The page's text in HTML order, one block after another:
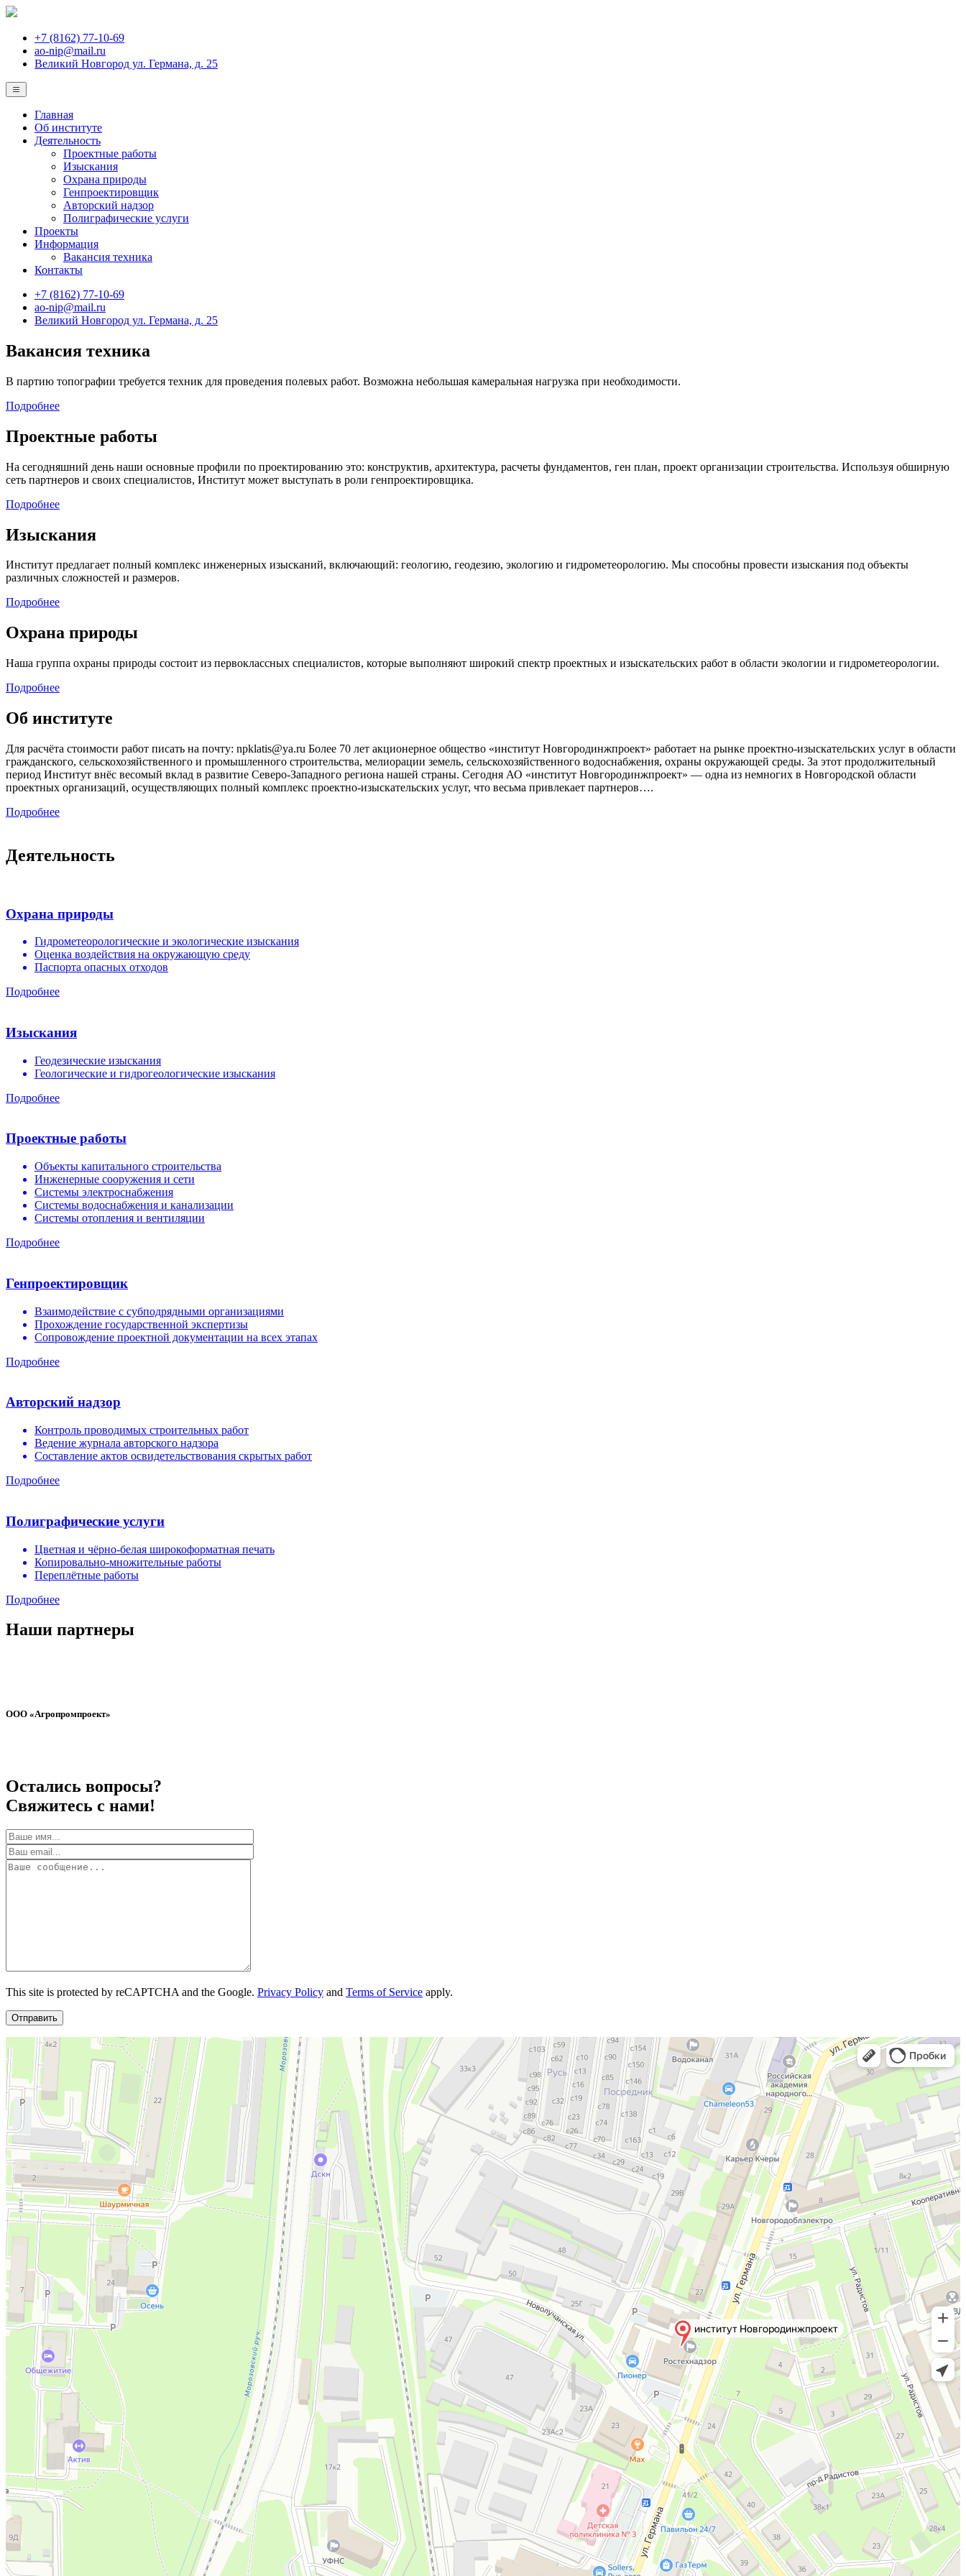
+7 (8162) 77-10-69
ao-nip@mail.ru
Великий Новгород ул. Германа, д. 25
Главная
Об институте
Деятельность
Проектные работы
Изыскания
Охрана природы
Генпроектировщик
Авторский надзор
Полиграфические услуги
Проекты
Информация
Вакансия техника
Контакты
+7 (8162) 77-10-69
ao-nip@mail.ru
Великий Новгород ул. Германа, д. 25
Вакансия техника
В партию топографии требуется техник для проведения полевых работ. Возможна небольшая камеральная нагрузка при необходимости.
Подробнее
Проектные работы
На сегодняшний день наши основные профили по проектированию это: конструктив, архитектура, расчеты фундаментов, ген план, проект организации строительства. Используя обширную
сеть партнеров и своих специалистов, Институт может выступать в роли генпроектировщика.
Подробнее
Изыскания
Институт предлагает полный комплекс инженерных изысканий, включающий: геологию, геодезию, экологию и гидрометеорологию. Мы способны провести изыскания под объекты
различных сложностей и размеров.
Подробнее
Охрана природы
Наша группа охраны природы состоит из первоклассных специалистов, которые выполняют широкий спектр проектных и изыскательских работ в области экологии и гидрометеорологии.
Подробнее
Об институте
Для расчёта стоимости работ писать на почту: npklatis@ya.ru Более 70 лет акционерное общество «институт Новгородинжпроект» работает на рынке проектно-изыскательских услуг в области
гражданского, сельскохозяйственного и промышленного строительства, мелиорации земель, сельскохозяйственного водоснабжения, охраны окружающей среды. За этот продолжительный
период Институт внёс весомый вклад в развитие Северо-Западного региона нашей страны. Сегодня АО «институт Новгородинжпроект» — одна из немногих в Новгородской области
проектных организаций, осуществляющих полный комплекс проектно-изыскательских услуг, что весьма привлекает партнеров….
Подробнее
Деятельность
Охрана природы
Гидрометеорологические и экологические изыскания
Оценка воздействия на окружающую среду
Паспорта опасных отходов
Подробнее
Изыскания
Геодезические изыскания
Геологические и гидрогеологические изыскания
Подробнее
Проектные работы
Объекты капитального строительства
Инженерные сооружения и сети
Системы электроснабжения
Системы водоснабжения и канализации
Системы отопления и вентиляции
Подробнее
Генпроектировщик
Взаимодействие с субподрядными организациями
Прохождение государственной экспертизы
Сопровождение проектной документации на всех этапах
Подробнее
Авторский надзор
Контроль проводимых строительных работ
Ведение журнала авторского надзора
Составление актов освидетельствования скрытых работ
Подробнее
Полиграфические услуги
Цветная и чёрно-белая широкоформатная печать
Копировально-множительные работы
Переплётные работы
Подробнее
Наши партнеры
ООО «Агропромпроект»
Остались вопросы?
Свяжитесь с нами!
This site is protected by reCAPTCHA and the Google. Privacy Policy and Terms of Service apply.